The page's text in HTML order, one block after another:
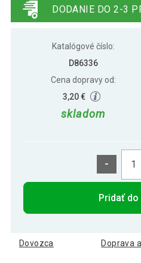
Svetelný záves
DODANIE DO 2-3
Katalógové číslo:
D86336
Cena dopravy od:
3,20 €
skladom
-
Pridať do
Dovozca Doprava